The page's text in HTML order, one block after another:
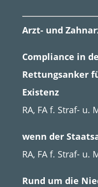
Arzt- und
Compliance in
Rettungsanker
Existenz
RA, FA f. Straf- u.
wenn der
RA, FA f. Straf- u.
Rund um die